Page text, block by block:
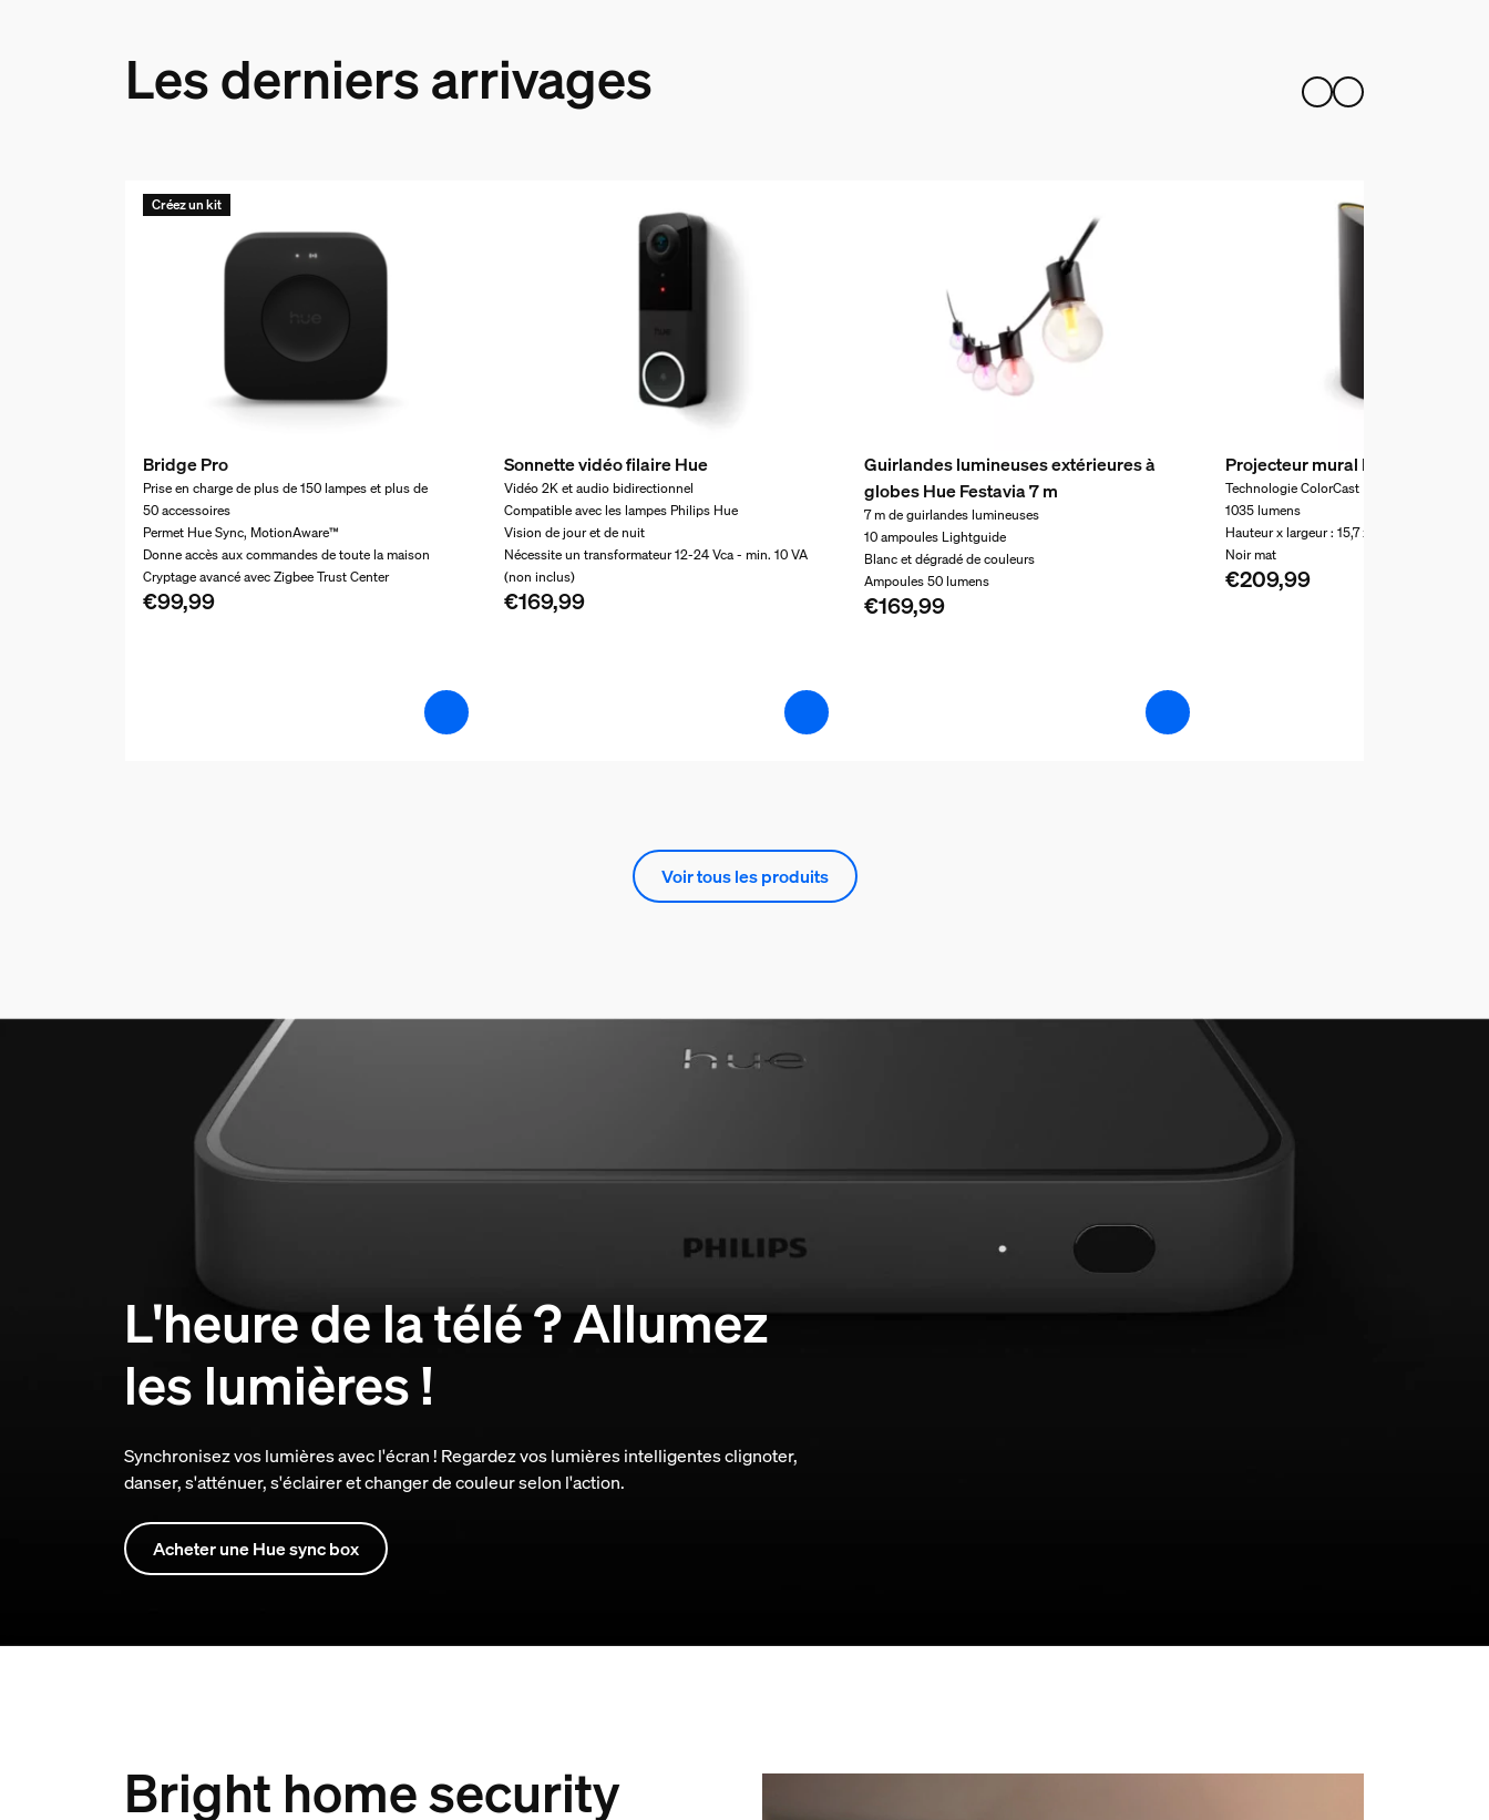
Les derniers arrivages
Créez un kit
Bridge Pro
Prise en charge de plus de 150 lampes et plus de
50 accessoires
Permet Hue Sync, MotionAware™
Donne accès aux commandes de toute la maison
Cryptage avancé avec Zigbee Trust Center
€99,99
Sonnette vidéo filaire Hue
Vidéo 2K et audio bidirectionnel
Compatible avec les lampes Philips Hue
Vision de jour et de nuit
Nécessite un transformateur 12-24 Vca - min. 10 VA
(non inclus)
€169,99
Guirlandes lumineuses extérieures à
globes Hue Festavia 7 m
7 m de guirlandes lumineuses
10 ampoules Lightguide
Blanc et dégradé de couleurs
Ampoules 50 lumens
€169,99
Projecteur mural Hue Play
Technologie ColorCast
1035 lumens
Hauteur x largeur : 15,7 x 9,1 cm
Noir mat
€209,99
Voir tous les produits
L'heure de la télé ? Allumez
les lumières !
Synchronisez vos lumières avec l'écran ! Regardez vos lumières intelligentes clignoter,
danser, s'atténuer, s'éclairer et changer de couleur selon l'action.
Acheter une Hue sync box
Bright home security